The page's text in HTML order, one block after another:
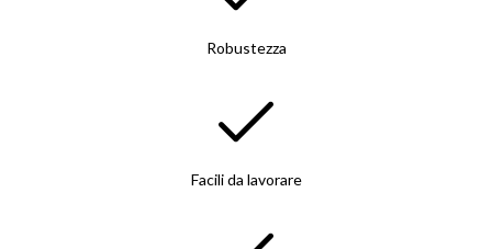
Robustezza
Facili da lavorare